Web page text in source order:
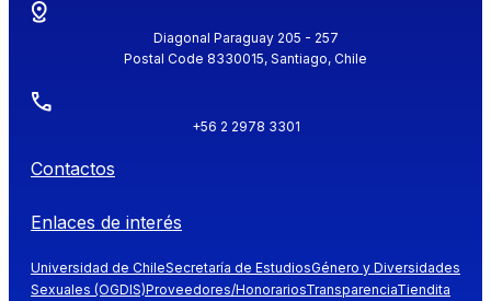
Diagonal Paraguay 205 - 257
Postal Code 8330015, Santiago, Chile
+56 2 2978 3301
Contactos
Enlaces de interés
Universidad de ChileSecretaría de EstudiosGénero y Diversidades
Sexuales (OGDIS)Proveedores/HonorariosTransparenciaTiendita